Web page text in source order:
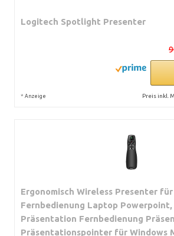
Logitech Spotlight Presenter
* Anzeige Preis inkl.
Ergonomisch Wireless Presenter
Fernbedienung Laptop Powerpoint,
Präsentation Fernbedienung
Präsentationspointer für Windows